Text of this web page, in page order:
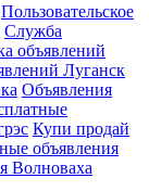
Пользовательское
Служба
объявлений
Луганск
Объявления
Купи продай
объявления
Волноваха